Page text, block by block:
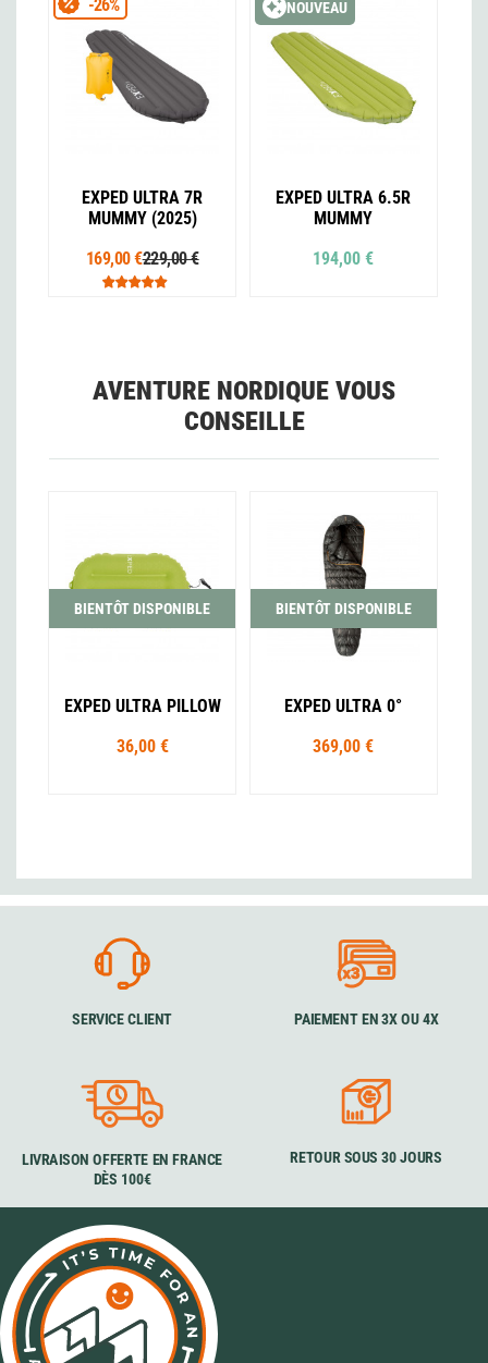
EXPED ULTRA 7R
MUMMY (2025)
169,00 €229,00 €
-26% NOUVEAU
EXPED ULTRA 6.5R
MUMMY
194,00 €
AVENTURE NORDIQUE VOUS
CONSEILLE
BIENTÔT DISPONIBLE
EXPED ULTRA PILLOW
36,00 €
BIENTÔT DISPONIBLE
EXPED ULTRA 0°
369,00 €
SERVICE CLIENT PAIEMENT EN 3X OU 4X
LIVRAISON OFFERTE EN FRANCE
DÈS 100€
RETOUR SOUS 30 JOURS